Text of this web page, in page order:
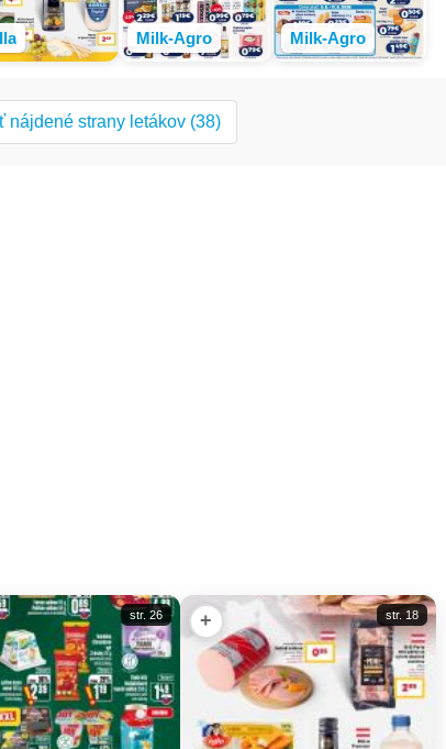
Milk-Agro Milk-Agro
nájdené strany letákov (38)
str. 26 + str. 18